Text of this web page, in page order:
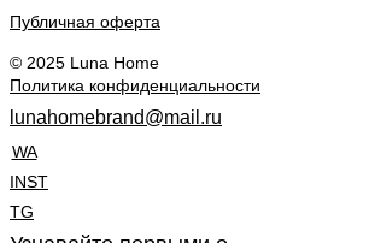
Публичная оферта
© 2025 Luna Home
Политика конфиденциальности
lunahomebrand@mail.ru
WA
INST
TG